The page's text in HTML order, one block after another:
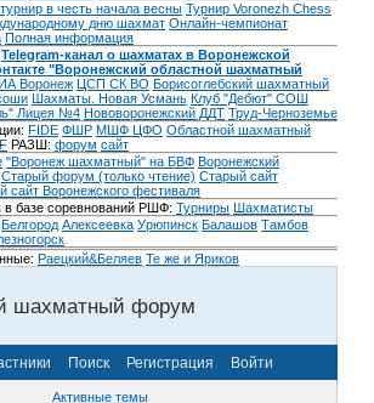
в честь начала весны Турнир Voronezh Chess
дню шахмат Онлайн-чемпионат
Полная информация
Telegram-канал о шахматах в Воронежской
"Воронежский областной шахматный
Воронеж ЦСП СК ВО Борисоглебский шахматный
Шахматы. Новая Усмань Клуб "Дебют" СОШ
Лицея №4 Нововоронежский ДДТ Труд-Черноземье
FIDE ФШР МШФ ЦФО Областной шахматный
РАЗШ: форум сайт
"Воронеж шахматный" на БВФ Воронежский
Cтарый форум (только чтение) Старый сайт
сайт Воронежского фестиваля
в базе соревнований РШФ: Турниры Шахматисты
Белгород Алексеевка Урюпинск Балашов Тамбов
Раецкий&Беляев Те же и Яриков
шахматный форум
Поиск Регистрация Войти
Активные темы